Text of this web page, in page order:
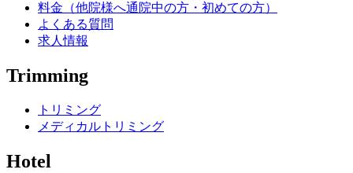
料金（他院様へ通院中の方・初めての方）
よくある質問
求人情報
Trimming
トリミング
メディカルトリミング
Hotel